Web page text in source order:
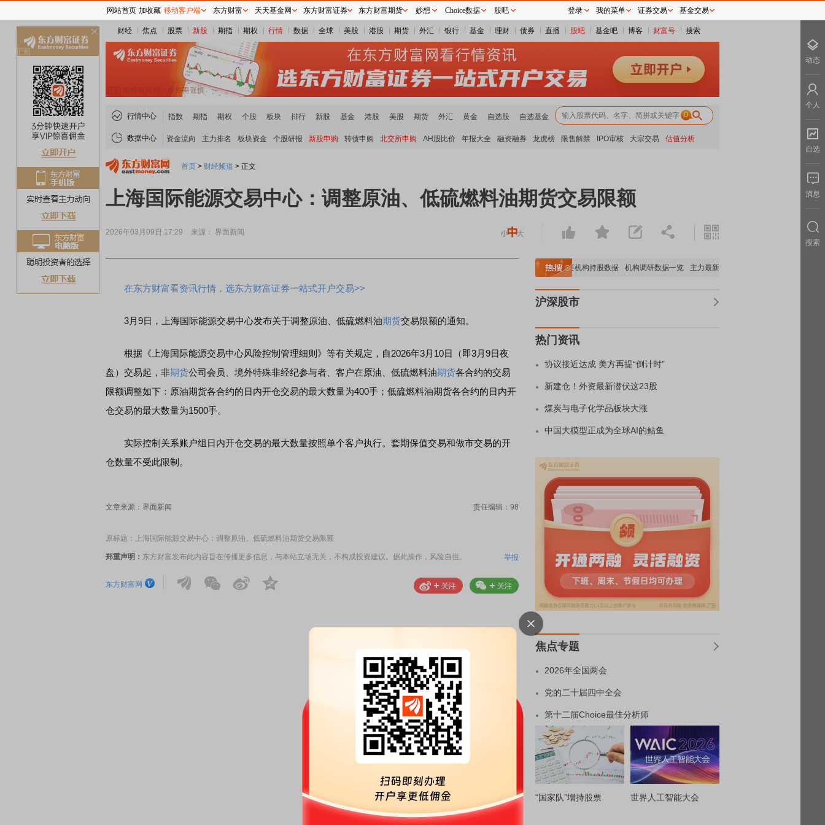
财经 焦点 股票 新股 期指 期权 行情 数据 全球 美股 港股 期货 外汇 银行 基金 理财 债券 直播 股吧 基金吧 博客 财富号 搜索
行情中心 指数 期指 期权 个股 板块 排行 新股 基金 港股 美股 期货 外汇 黄金 自选股 自选基金 0
数据中心 资金流向 主力排名 板块资金 个股研报 新股申购 转债申购 北交所申购 AH股比价 年报大全 融资融券 龙虎榜 限售解禁 IPO审核 大宗交易 估值分析
首页 > 财经频道 > 正文
上海国际能源交易中心：调整原油、低硫燃料油期货交易限额
2026年03月09日 17:29 来源： 界面新闻
在东方财富看资讯行情，选东方财富证券一站式开户交易>>
3月9日，上海国际能源交易中心发布关于调整原油、低硫燃料油期货交易限额的通知。
根据《上海国际能源交易中心风险控制管理细则》等有关规定，自2026年3月10日（即3月9日夜
盘）交易起，非期货公司会员、境外特殊非经纪参与者、客户在原油、低硫燃料油期货各合约的交易
限额调整如下：原油期货各合约的日内开仓交易的最大数量为400手；低硫燃料油期货各合约的日内开
仓交易的最大数量为1500手。
实际控制关系账户组日内开仓交易的最大数量按照单个客户执行。套期保值交易和做市交易的开
仓数量不受此限制。
文章来源：界面新闻 责任编辑：98
原标题：上海国际能源交易中心：调整原油、低硫燃料油期货交易限额
郑重声明： 东方财富发布此内容旨在传播更多信息，与本站立场无关，不构成投资建议。据此操作，风险自担。 举报
东方财富网
A股估值分析全览 重要机构持股数据 机构调研数据一览 主力最新动向
沪深股市
热门资讯
协议接近达成 美方再提“倒计时”
新建仓！外资最新潜伏这23股
煤炭与电子化学品板块大涨
中国大模型正成为全球AI的鲇鱼
焦点专题
2026年全国两会
党的二十届四中全会
第十二届Choice最佳分析师
“国家队”增持股票 世界人工智能大会
网站首页 加收藏 移动客户端 东方财富 天天基金网 东方财富证券 东方财富期货 妙想 Choice数据 股吧 登录 我的菜单 证券交易 基金交易
动态
个人
自选
消息
搜索
关